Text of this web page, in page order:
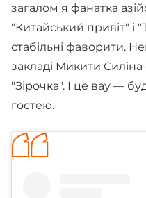
загалом я фанатка
"Китайський привіт" і
стабільні фаворити.
закладі Микити
"Зірочка". І це вау —
гостею.